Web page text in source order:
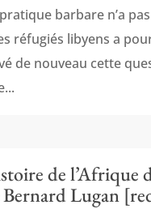
barbare n’a
réfugiés libyens a
de nouveau cette
de l’Afrique
Bernard Lugan